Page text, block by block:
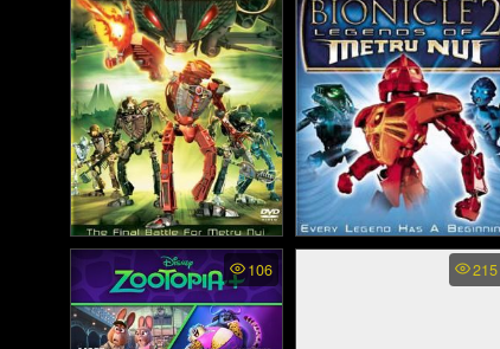
Bionicle 3: Web of
Shadows - ไบโอนิเคิล 3
ตอน ฝ่าเงาแห่งภัยพิบัติ
(2005)
Bionicle 2: Legends of
Metru Nui - ขบวบการ
106 215